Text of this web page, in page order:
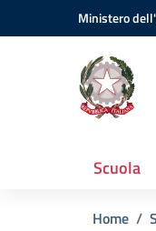
Vai ai contenuti
Vai al menu diMinistero
Scuola
Home